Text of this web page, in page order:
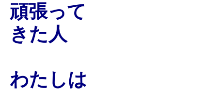
頑張って
きた人
わたしは